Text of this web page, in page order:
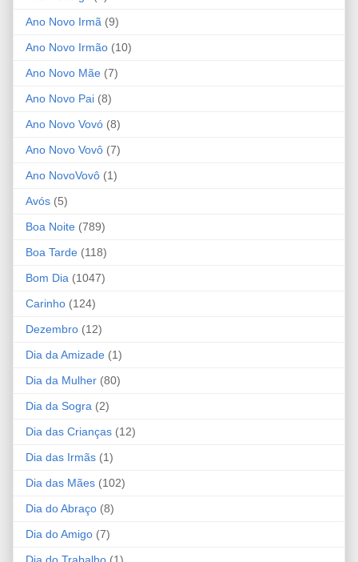
Ano Novo Irmã (9)
Ano Novo Irmão (10)
Ano Novo Mãe (7)
Ano Novo Pai (8)
Ano Novo Vovó (8)
Ano Novo Vovô (7)
Ano NovoVovô (1)
Avós (5)
Boa Noite (789)
Boa Tarde (118)
Bom Dia (1047)
Carinho (124)
Dezembro (12)
Dia da Amizade (1)
Dia da Mulher (80)
Dia da Sogra (2)
Dia das Crianças (12)
Dia das Irmãs (1)
Dia das Mães (102)
Dia do Abraço (8)
Dia do Amigo (7)